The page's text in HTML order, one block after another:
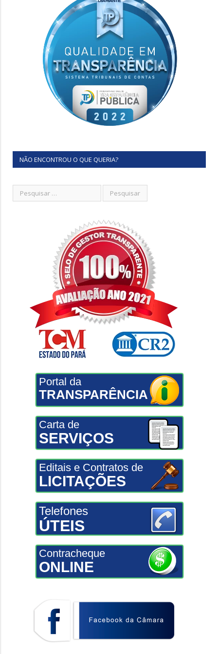
NÃO ENCONTROU O QUE QUERIA?
Portal da
TRANSPARÊNCIA
Carta de
SERVIÇOS
Editais e Contratos de
LICITAÇÕES
Telefones
ÚTEIS
Contracheque
ONLINE